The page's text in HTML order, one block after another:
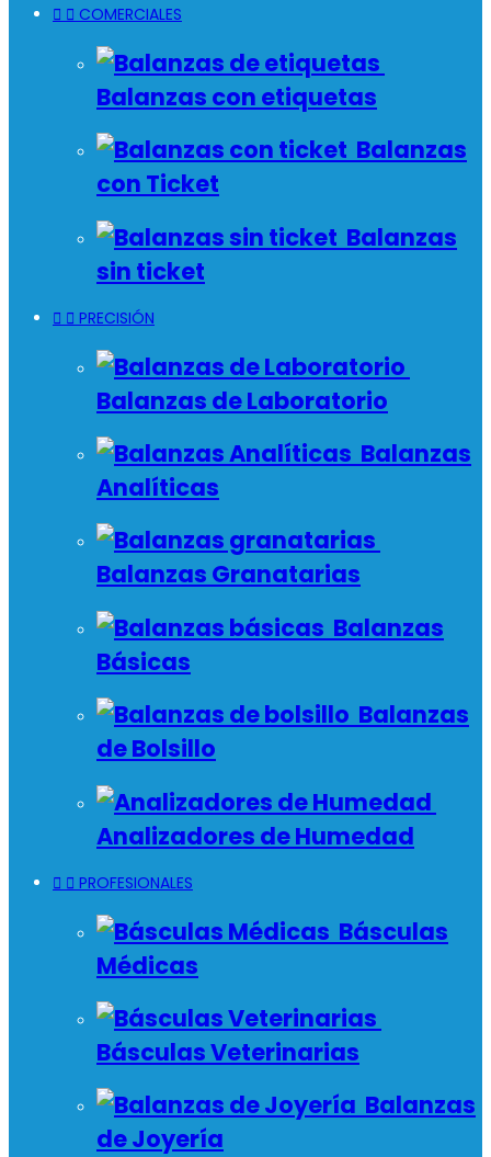
  COMERCIALES
Balanzas con etiquetas
Balanzas
con Ticket
Balanzas
sin ticket
  PRECISIÓN
Balanzas de Laboratorio
Balanzas
Analíticas
Balanzas Granatarias
Balanzas
Básicas
Balanzas
de Bolsillo
Analizadores de Humedad
  PROFESIONALES
Básculas
Médicas
Básculas Veterinarias
Balanzas
de Joyería